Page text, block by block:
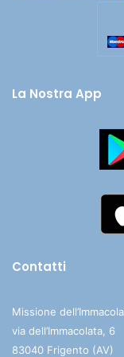
La Nostra App
Contatti
Missione
via dell’Immacolata, 6
83040 Frigento (AV)